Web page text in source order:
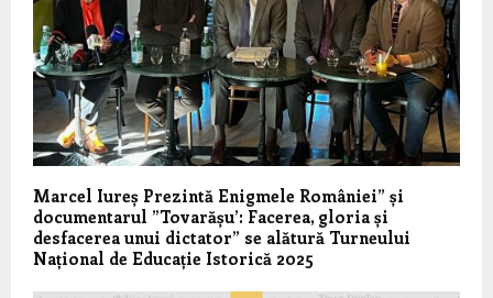
Marcel Iureș Prezintă Enigmele României” și
documentarul ”Tovarășu’: Facerea, gloria și
desfacerea unui dictator” se alătură Turneului
Național de Educație Istorică 2025